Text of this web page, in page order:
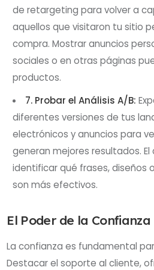
de retargeting para volver a
aquellos que visitaron tu sitio
compra. Mostrar anuncios
sociales o en otras páginas
productos.
7. Probar el Análisis A/B:
diferentes versiones de tus
electrónicos y anuncios para
generan mejores resultados.
identificar qué frases, diseños
son más efectivos.
El Poder de la Confianza
La confianza es fundamental
Destacar el soporte al cliente,